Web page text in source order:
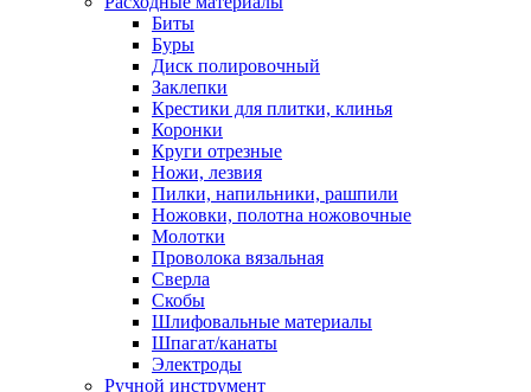
Биты
Буры
Диск полировочный
Заклепки
Крестики для плитки, клинья
Коронки
Круги отрезные
Ножи, лезвия
Пилки, напильники, рашпили
Ножовки, полотна ножовочные
Молотки
Проволока вязальная
Сверла
Скобы
Шлифовальные материалы
Шпагат/канаты
Электроды
Ручной инструмент